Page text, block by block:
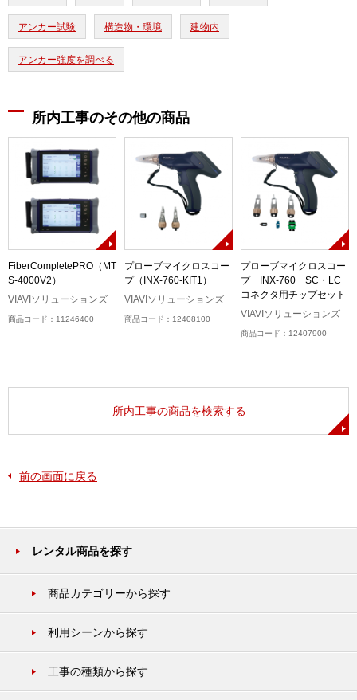
アンカー試験 構造物・環境 建物内
アンカー強度を調べる
所内工事のその他の商品
FiberCompletePRO（MT
S-4000V2）
VIAVIソリューションズ
商品コード：11246400
プローブマイクロスコー
プ（INX-760-KIT1）
VIAVIソリューションズ
商品コード：12408100
プローブマイクロスコー
プ INX-760 SC・LC
コネクタ用チップセット
VIAVIソリューションズ
商品コード：12407900
所内工事の商品を検索する
前の画面に戻る
レンタル商品を探す
商品カテゴリーから探す
利用シーンから探す
工事の種類から探す